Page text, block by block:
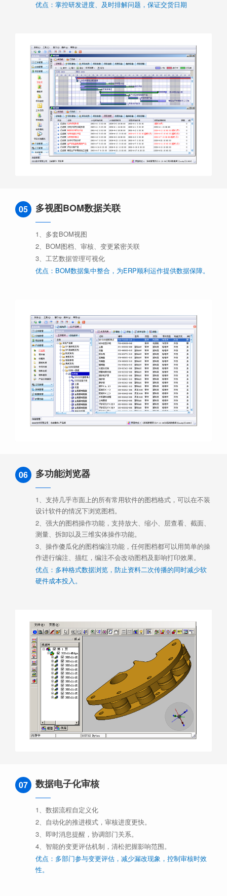
优点：掌控研发进度、及时排解问题，保证交货日期
05 多视图BOM数据关联
1、多套BOM视图
2、BOM图档、审核、变更紧密关联
3、工艺数据管理可视化
优点：BOM数据集中整合，为ERP顺利运作提供数据保障。
06 多功能浏览器
1、支持几乎市面上的所有常用软件的图档格式，可以在不装
设计软件的情况下浏览图档。
2、强大的图档操作功能，支持放大、缩小、层查看、截面、
测量、拆卸以及三维实体操作功能。
3、操作傻瓜化的图档编注功能，任何图档都可以用简单的操
作进行编注、描红，编注不会改动图档及影响打印效果。
优点：多种格式数据浏览，防止资料二次传播的同时减少软
硬件成本投入。
07 数据电子化审核
1、数据流程自定义化
2、自动化的推进模式，审核进度更快。
3、即时消息提醒，协调部门关系。
4、智能的变更评估机制，清松把握影响范围。
优点：多部门参与变更评估，减少漏改现象，控制审核时效
性。